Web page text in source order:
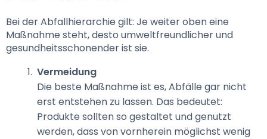
Bei der Abfallhierarchie gilt: Je weiter oben eine
Maßnahme steht, desto umweltfreundlicher und
gesundheitsschonender ist sie.
Vermeidung
Die beste Maßnahme ist es, Abfälle gar nicht
erst entstehen zu lassen. Das bedeutet:
Produkte sollten so gestaltet und genutzt
werden, dass von vornherein möglichst wenig